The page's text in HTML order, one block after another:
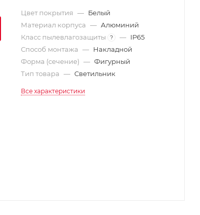
Цвет покрытия — Белый
Материал корпуса — Алюминий
Класс пылевлагозащиты
? — IP65
Способ монтажа — Накладной
Форма (сечение) — Фигурный
Тип товара — Светильник
Все характеристики